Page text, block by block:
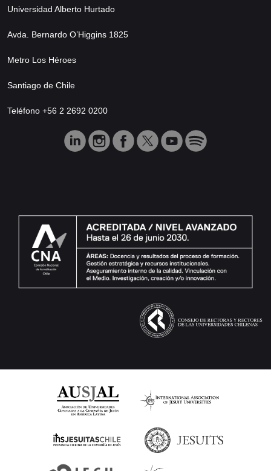
Universidad Alberto Hurtado
Avda. Bernardo O’Higgins 1825
Metro Los Héroes
Santiago de Chile
Teléfono +56 2 2692 0200